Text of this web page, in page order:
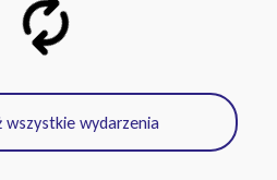
wszystkie wydarzenia